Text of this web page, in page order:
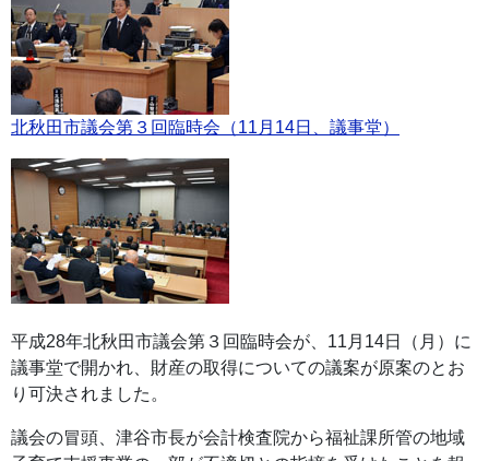
北秋田市議会第３回臨時会（11月14日、議事堂）
平成28年北秋田市議会第３回臨時会が、11月14日（月）に
議事堂で開かれ、財産の取得についての議案が原案のとお
り可決されました。
議会の冒頭、津谷市長が会計検査院から福祉課所管の地域